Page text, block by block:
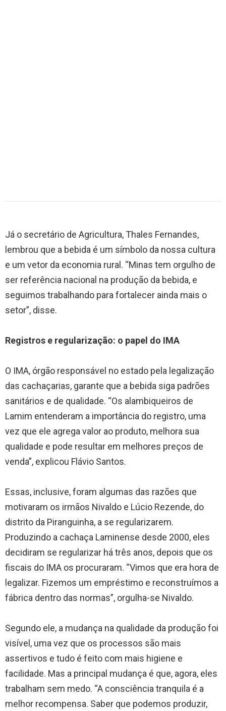
Já o secretário de Agricultura, Thales Fernandes,
lembrou que a bebida é um símbolo da nossa cultura
e um vetor da economia rural. “Minas tem orgulho de
ser referência nacional na produção da bebida, e
seguimos trabalhando para fortalecer ainda mais o
setor”, disse.
Registros e regularização: o papel do IMA
O IMA, órgão responsável no estado pela legalização
das cachaçarias, garante que a bebida siga padrões
sanitários e de qualidade. “Os alambiqueiros de
Lamim entenderam a importância do registro, uma
vez que ele agrega valor ao produto, melhora sua
qualidade e pode resultar em melhores preços de
venda”, explicou Flávio Santos.
Essas, inclusive, foram algumas das razões que
motivaram os irmãos Nivaldo e Lúcio Rezende, do
distrito da Piranguinha, a se regularizarem.
Produzindo a cachaça Laminense desde 2000, eles
decidiram se regularizar há três anos, depois que os
fiscais do IMA os procuraram. “Vimos que era hora de
legalizar. Fizemos um empréstimo e reconstruímos a
fábrica dentro das normas”, orgulha-se Nivaldo.
Segundo ele, a mudança na qualidade da produção foi
visível, uma vez que os processos são mais
assertivos e tudo é feito com mais higiene e
facilidade. Mas a principal mudança é que, agora, eles
trabalham sem medo. “A consciência tranquila é a
melhor recompensa. Saber que podemos produzir,